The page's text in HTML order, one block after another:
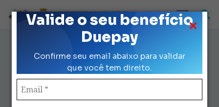
Valide o seu benefício
Duepay
Confirme seu email abaixo para validar
que você tem direito.
Loja Credenciada para auxilio Uniforme
e Kit Escolar da Prefeitura de São Paulo
Uniforme Escolar: Guia
Completo para Aproveitar Seu
Benefício ao Máximo